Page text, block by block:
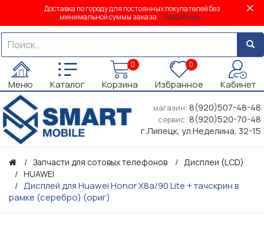
Доставка по городу для постоянных покупателей без
минимальной суммы заказа. Подробнее...
Меню Каталог
0
Корзина
0
Избранное Кабинет
магазин: 8(920)507-48-48
сервис: 8(920)520-70-48
г.Липецк, ул.Неделина, 32-15
Запчасти для сотовых телефонов
Дисплеи (LCD)
HUAWEI
Дисплей для Huawei Honor X8a/90 Lite + тачскрин в
рамке (серебро) (ориг)